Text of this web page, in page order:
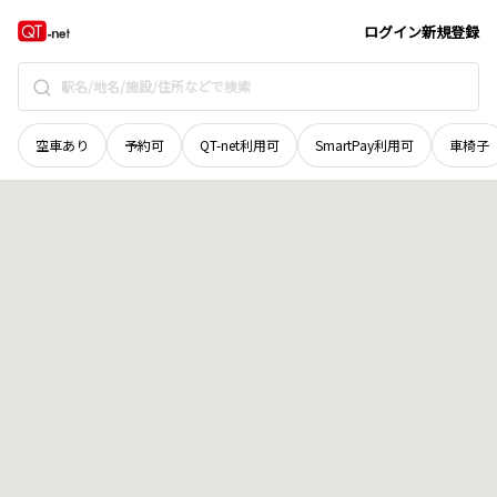
ログイン新規登録
空車あり 予約可 QT-net利用可 SmartPay利用可 車椅子
北海道